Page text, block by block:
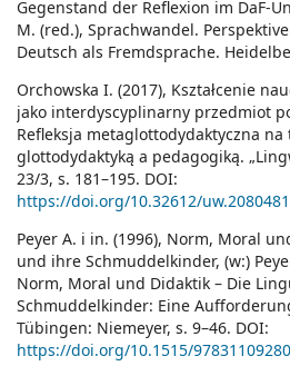
Gegenstand der Reflexion im DaF-
M. (red.), Sprachwandel.
Deutsch als Fremdsprache.
Orchowska I. (2017), Kształcenie
jako interdyscyplinarny przedmiot
Refleksja metaglottodydaktyczna
glottodydaktyką a pedagogiką.
23/3, s. 181–195. DOI:
https://doi.org/10.32612/
Peyer A. i in. (1996), Norm, Moral
und ihre Schmuddelkinder, (w:)
Norm, Moral und Didaktik – Die
Schmuddelkinder: Eine
Tübingen: Niemeyer, s. 9–46. DOI:
https://doi.org/10.1515/